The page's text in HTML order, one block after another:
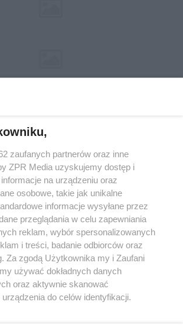
w serwisie nie może być powielany i
dalej rozpowszechniany w jakikolwiek sposób (w
lub mechaniczny) na jakimkolwiek polu
formie, włącznie z umieszczaniem w
zgody właściciela praw. Jakiekolwiek użycie lub
w całości lub w części z naruszeniem prawa,
jest zabronione pod groźbą kary i może być
zaufanych partnerów oraz inne
ZPR Media uzyskujemy dostęp i
na urządzeniu oraz
osobowe, takie jak unikalne
informacje wysyłane przez
przeglądania w celu zapewniania
reklam, wybór spersonalizowanych
i treści, badanie odbiorców oraz
Za zgodą Użytkownika my i Zaufani
używać dokładnych danych
oraz aktywnie skanować
do celów identyfikacji.